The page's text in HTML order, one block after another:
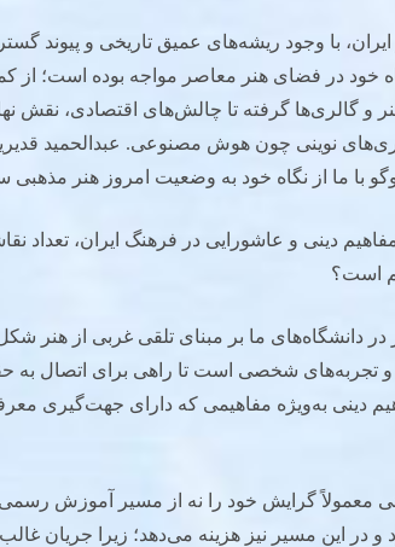
با وجود ریشه‌های عمیق تاریخی و پیوند
خود در فضای هنر معاصر مواجه بوده است؛ از
و گالری‌ها گرفته تا چالش‌های اقتصادی، نقش
نوینی چون هوش مصنوعی. عبدالحمید
با ما از نگاه خود به وضعیت امروز هنر
دینی و عاشورایی در فرهنگ ایران، تعداد
است؟
دانشگاه‌های ما بر مبنای تلقی غربی از هنر
تجربه‌های شخصی است تا راهی برای اتصال به
دینی به‌ویژه مفاهیمی که دارای جهت‌گیری
معمولاً گرایش خود را نه از مسیر آموزش رسمی،
این مسیر نیز هزینه می‌دهد؛ زیرا جریان غالب